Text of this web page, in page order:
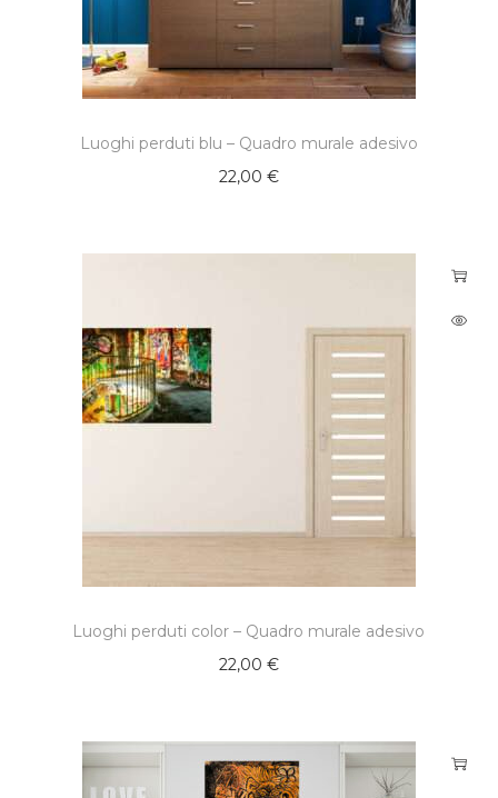
Luoghi perduti blu – Quadro murale adesivo
22,00 €
Luoghi perduti color – Quadro murale adesivo
22,00 €